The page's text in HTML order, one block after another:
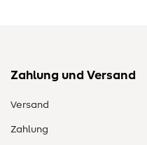
Zahlung und Versand
Versand
Zahlung